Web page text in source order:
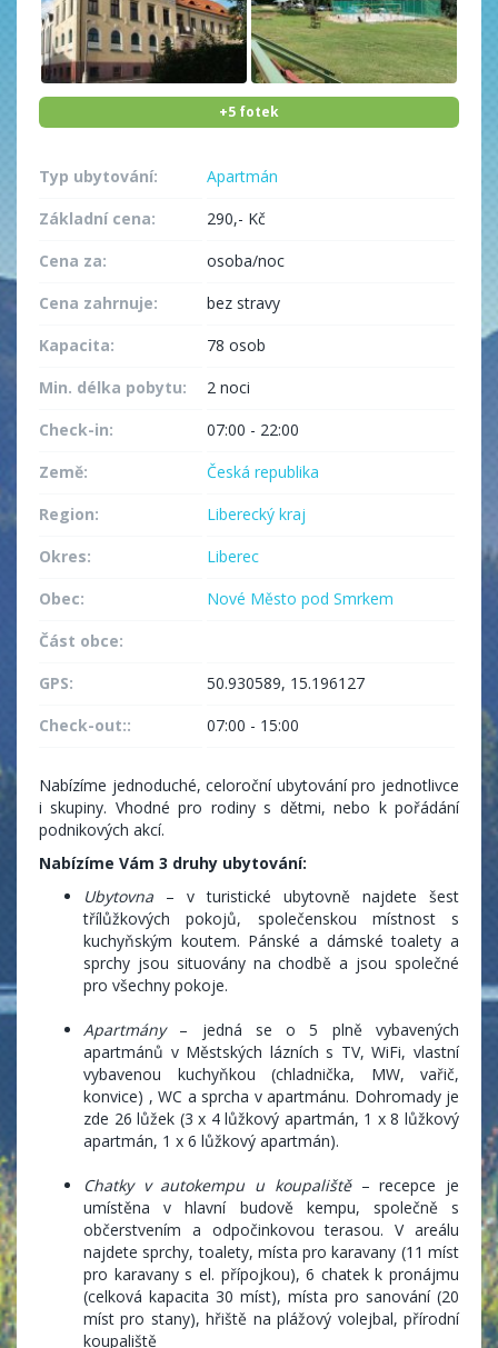
+5 fotek
Typ ubytování:
Apartmán
Základní cena:
290,- Kč
Cena za:
osoba/noc
Cena zahrnuje:
bez stravy
Kapacita:
78 osob
Min. délka pobytu:
2 noci
Check-in:
07:00 - 22:00
Země:
Česká republika
Region:
Liberecký kraj
Okres:
Liberec
Obec:
Nové Město pod Smrkem
Část obce:
GPS:
50.930589, 15.196127
Check-out::
07:00 - 15:00
Nabízíme jednoduché, celoroční ubytování pro jednotlivce
i skupiny. Vhodné pro rodiny s dětmi, nebo k pořádání
podnikových akcí.
Nabízíme Vám 3 druhy ubytování:
Ubytovna – v turistické ubytovně najdete šest
třílůžkových pokojů, společenskou místnost s
kuchyňským koutem. Pánské a dámské toalety a
sprchy jsou situovány na chodbě a jsou společné
pro všechny pokoje.
Apartmány– jedná se o 5 plně vybavených
apartmánů v Městských lázních s TV, WiFi, vlastní
vybavenou kuchyňkou (chladnička, MW, vařič,
konvice) , WC a sprcha v apartmánu. Dohromady je
zde 26 lůžek (3 x 4 lůžkový apartmán, 1 x 8 lůžkový
apartmán, 1 x 6 lůžkový apartmán).
Chatky v autokempu u koupaliště – recepce je
umístěna v hlavní budově kempu, společně s
občerstvením a odpočinkovou terasou. V areálu
najdete sprchy, toalety, místa pro karavany (11 míst
pro karavany s el. přípojkou), 6 chatek k pronájmu
(celková kapacita 30 míst), místa pro sanování (20
míst pro stany), hřiště na plážový volejbal, přírodní
koupaliště